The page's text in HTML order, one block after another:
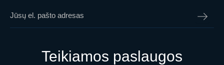
Teikiamos paslaugos